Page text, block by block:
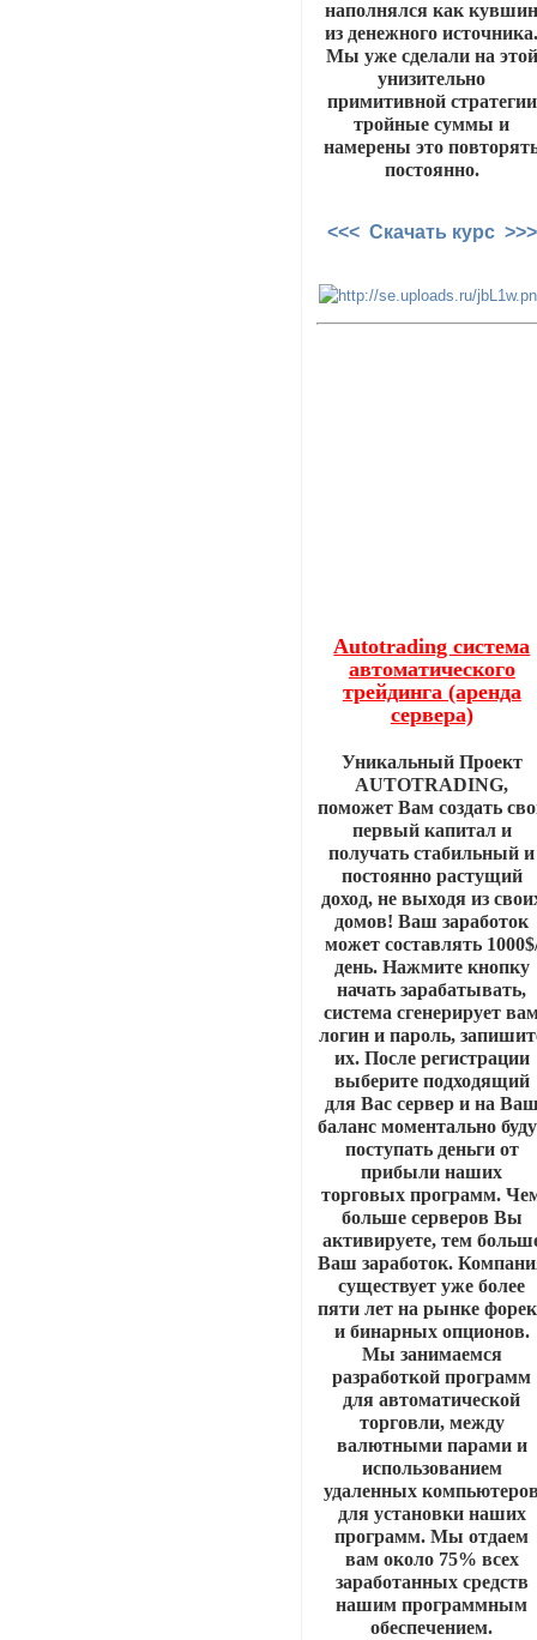
наполнялся как
из денежного
Мы уже сделали на этой
унизительно
примитивной стратегии
тройные суммы и
намерены это
постоянно.
<<< Скачать курс >>>
Autotrading система
автоматического
трейдинга (аренда
сервера)
Уникальный Проект
AUTOTRADING,
поможет Вам создать
первый капитал и
получать стабильный и
постоянно растущий
доход, не выходя из
домов! Ваш заработок
может составлять
день. Нажмите кнопку
начать зарабатывать,
система сгенерирует
логин и пароль,
их. После регистрации
выберите подходящий
для Вас сервер и на
баланс моментально
поступать деньги от
прибыли наших
торговых программ.
больше серверов Вы
активируете, тем
Ваш заработок.
существует уже более
пяти лет на рынке
и бинарных опционов.
Мы занимаемся
разработкой программ
для автоматической
торговли, между
валютными парами и
использованием
удаленных
для установки наших
программ. Мы отдаем
вам около 75% всех
заработанных средств
нашим программным
обеспечением.